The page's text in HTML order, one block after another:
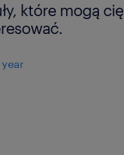
które mogą cię